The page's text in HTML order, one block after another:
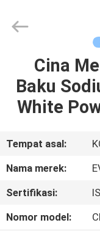
RUMAH
PRODUK
VIDEO
KAMI
Imp.&Exp.Co.,Ltd.
Cina
Baku
White
Tempat asal:
Nama merek:
Sertifikasi:
Nomor model: